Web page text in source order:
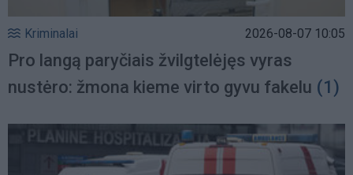
Kriminalai 2026-08-07 10:05
Pro langą paryčiais žvilgtelėjęs vyras
nustėro: žmona kieme virto gyvu fakelu (1)